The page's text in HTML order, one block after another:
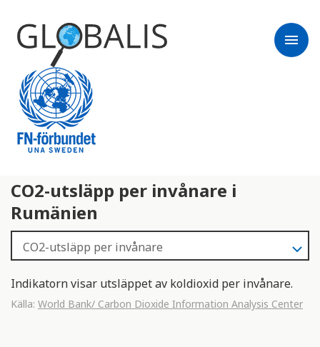
menu
CO2-utsläpp per invånare i
Rumänien
Indikatorn visar utsläppet av koldioxid per invånare.
Källa: World Bank/ Carbon Dioxide Information Analysis Center